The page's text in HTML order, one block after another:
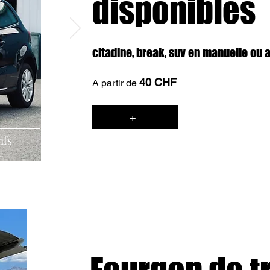
disponibles
citadine, break, suv en manuelle ou
A partir de 40 CHF
+